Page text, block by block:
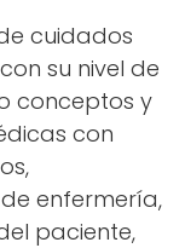
cuidados
su nivel de
conceptos y
con
enfermería,
paciente,